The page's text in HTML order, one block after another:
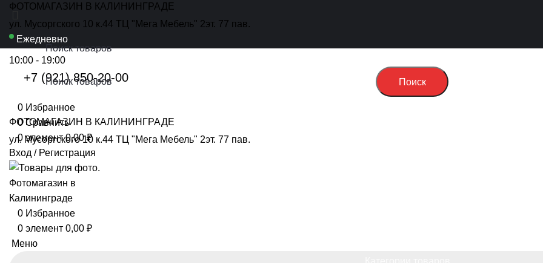
ФОТОМАГАЗИН В КАЛИНИНГРАДЕ
ул. Мусоргского 10 к.44 ТЦ "Мега Мебель" 2эт. 77 пав.
Ежедневно
10:00 - 19:00
+7 (921) 850-20-00
ФОТОМАГАЗИН В КАЛИНИНГРАДЕ
ул. Мусоргского 10 к.44 ТЦ "Мега Мебель" 2эт. 77 пав.
Поиск
0 Избранное
0 Сравнить
0элемент 0,00₽
Вход / Регистрация
0 Избранное
0 элемент 0,00 ₽
Меню